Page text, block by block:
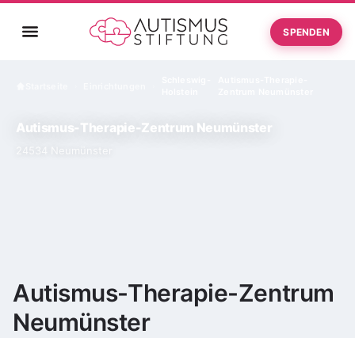
SPENDEN
Autismus-Therapie-Zentrum Neumünster
Autismus-Therapie-Zentrum
Neumünster